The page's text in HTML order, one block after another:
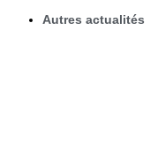
Autres actualités